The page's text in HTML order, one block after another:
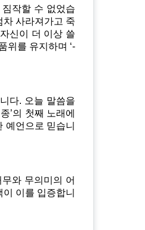
작할 수 없었습
사라져가고 죽
신이 더 이상 쓸
위를 유지하며 ‘-
다. 오늘 말씀을
’의 첫째 노래에
예언으로 믿습니
와 무의미의 어
이를 입증합니